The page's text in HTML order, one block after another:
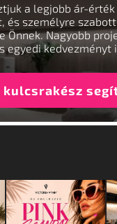
a legjobb ár-érték
és személyre
Önnek. Nagyobb
egyedi kedvezményt
kulcsrakész